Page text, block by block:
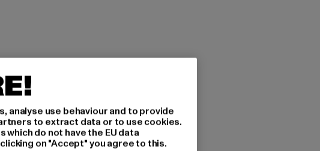
analyse use behaviour and to provide
to extract data or to use cookies.
do not have the EU data
on "Accept" you agree to this.